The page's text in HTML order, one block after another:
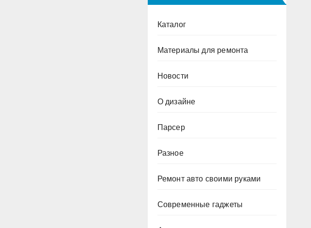
Каталог
Материалы для ремонта
Новости
О дизайне
Парсер
Разное
Ремонт авто своими руками
Современные гаджеты